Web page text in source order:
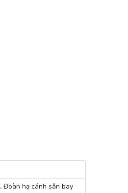
. Đoàn hạ cánh sân bay